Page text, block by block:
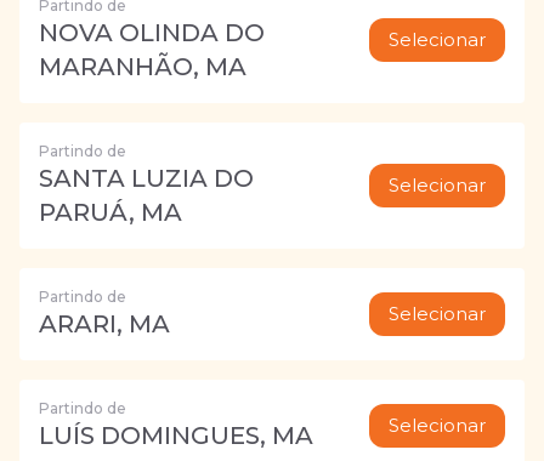
Partindo de
NOVA OLINDA DO
MARANHÃO, MA
Selecionar
Partindo de
SANTA LUZIA DO
PARUÁ, MA
Selecionar
Partindo de
ARARI, MA Selecionar
Partindo de
LUÍS DOMINGUES, MA Selecionar